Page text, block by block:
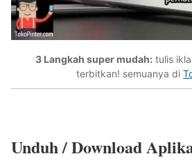
3 Langkah super mudah: tulis
terbitkan! semuanya di
Unduh / Download